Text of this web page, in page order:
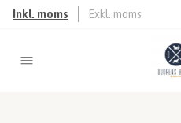
Inkl. moms Exkl. moms